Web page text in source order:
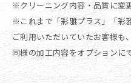
※クリーニング内容・品質に変
※これまで「彩雅プラス」「彩
ご利用いただいていたお客様も、
同様の加工内容をオプションに